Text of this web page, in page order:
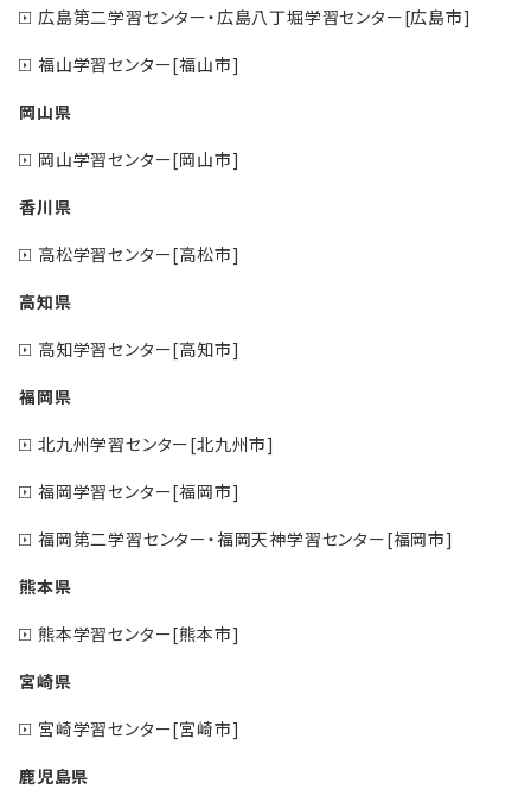
広島第二学習センター・広島八丁堀学習センター[広島市]
福山学習センター[福山市]
岡山県
岡山学習センター[岡山市]
香川県
高松学習センター[高松市]
高知県
高知学習センター[高知市]
福岡県
北九州学習センター[北九州市]
福岡学習センター[福岡市]
福岡第二学習センター・福岡天神学習センター[福岡市]
熊本県
熊本学習センター[熊本市]
宮崎県
宮崎学習センター[宮崎市]
鹿児島県